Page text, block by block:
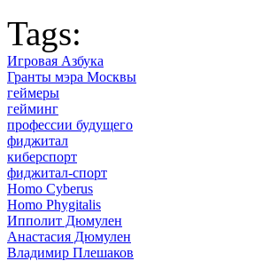
Tags:
Игровая Азбука
Гранты мэра Москвы
геймеры
гейминг
профессии будущего
фиджитал
киберспорт
фиджитал-спорт
Homo Cyberus
Homo Phygitalis
Ипполит Дюмулен
Анастасия Дюмулен
Владимир Плешаков